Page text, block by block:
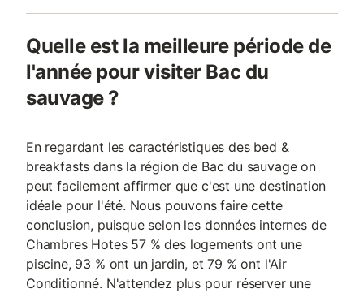
Quelle est la meilleure période de
l'année pour visiter Bac du
sauvage ?
En regardant les caractéristiques des bed &
breakfasts dans la région de Bac du sauvage on
peut facilement affirmer que c'est une destination
idéale pour l'été. Nous pouvons faire cette
conclusion, puisque selon les données internes de
Chambres Hotes 57 % des logements ont une
piscine, 93 % ont un jardin, et 79 % ont l'Air
Conditionné. N'attendez plus pour réserver une